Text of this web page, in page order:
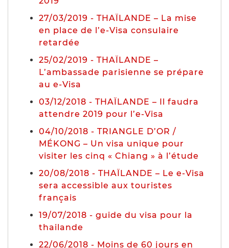
27/03/2019 - THAÏLANDE – La mise
en place de l’e-Visa consulaire
retardée
25/02/2019 - THAÏLANDE –
L’ambassade parisienne se prépare
au e-Visa
03/12/2018 - THAÏLANDE – Il faudra
attendre 2019 pour l’e-Visa
04/10/2018 - TRIANGLE D’OR /
MÉKONG – Un visa unique pour
visiter les cinq « Chiang » à l’étude
20/08/2018 - THAÏLANDE – Le e-Visa
sera accessible aux touristes
français
19/07/2018 - guide du visa pour la
thailande
22/06/2018 - Moins de 60 jours en